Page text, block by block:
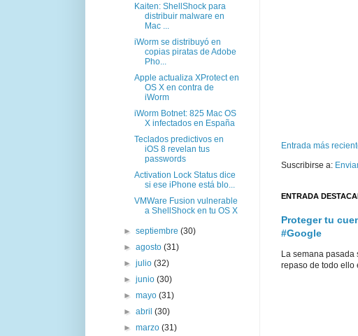
Entrada más
Suscribirse a:
ENTRADA
Proteger tu
#Google
La semana
repaso de todo ello
Kaiten: ShellShock para
distribuir malware en
Mac ...
iWorm se distribuyó en
copias piratas de Adobe
Pho...
Apple actualiza XProtect en
OS X en contra de
iWorm
iWorm Botnet: 825 Mac OS
X infectados en España
Teclados predictivos en
iOS 8 revelan tus
passwords
Activation Lock Status dice
si ese iPhone está blo...
VMWare Fusion vulnerable
a ShellShock en tu OS X
►septiembre(30)
►agosto(31)
►julio(32)
►junio(30)
►mayo(31)
►abril(30)
►marzo(31)